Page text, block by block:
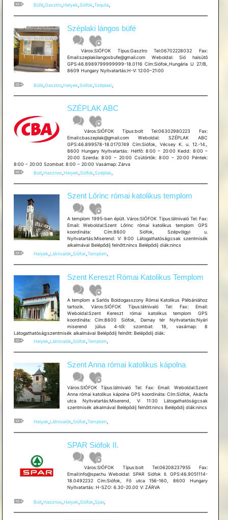
Büfé, Gasztro, Helyek, Siófok, Tequila,
Széplaki lángos büfé
Város:SIÓFOK Típus:Gasztro Tel:06702228032 Fax:
Email:szeplakilangosbufe@gmail.com Weboldal: Sió halsütő
GPS:46.8989799999999-18.0116 Cím:Siófok,Hungária U 27/B,
8609 Hungary Nyitvatartás:H-V: 12:00–21:00
Büfé, Gasztro, Helyek, Siófok, Széplaki,
SZÉPLAK ABC
Város:SIÓFOK Típus:bolt Tel:06302980223 Fax:
Email:cbaszeplak@gmail.com Weboldal: SZÉPLAK ABC
GPS:46.899578-18.0170749 Cím:Siófok, Vécsey K. u. 12.-14.,
8600 Hungary Nyitvatartás: Hétfő: 8:00 – 20:00 Kedd: 8:00 –
20:00 Szerda: 8:00 – 20:00 Csütörtök: 8:00 – 20:00 Péntek:
8:00 – 20:00 Szombat: 8:00 – 20:00 Vasárnap: Zárva
Bolt, Hasznos, Helyek, Siófok, Széplak,
Szent Lőrinc római katolikus templom
A templom 1995-ben épült. Város:SIÓFOK Típus:látnivaló Tel: Fax:
Email: Weboldal:Szent Lőrinc római katolikus templom GPS
koordináta: Cím:8600 Siófok, Szépvölgyi u.
Nyitvatartás:Miserend: V: 9:00 Látogathatóság:csak szentmisék
alkalmával Belépődíj felnőtt:nincs Belépődíj diák:nincs
Helyek, Látnivalók, Siófok, Templom
Szent Kereszt Római Katolikus Templom
A templom a Sarlós Boldogasszony Római Katolikus Plébániához
tartozik. Város:SIÓFOK Típus:látnivaló Tel: Fax: Email:
Weboldal:Szent Kereszt római katolikus templom GPS
koordináta: Cím:8600 Siófok, Darnay tér Nyitvatartás:Nyári
miserend július 4-től: szombat: 18, vasárnap: 8
Látogathatóság:szentmisék alkalmával Belépődíj felnőtt: Belépődíj diák:
Helyek,Látnivalók,Siófok,Templom,
Szent Anna római katolikus kápolna
Város:SIÓFOK Típus:látnivaló Tel: Fax: Email: Weboldal:Szent
Anna római katolikus kápolna GPS koordináta: Cím:Siófok, Akácfa
utca Nyitvatartás:Miserend, V: 11:30 Látogathatóság:csak
szentmisék alkalmával Belépődíj felnőtt:nincs Belépődíj diák:nincs
Helyek, Látnivalók, Siófok, Templom
SPAR Siófok II.
Város:SIÓFOK Típus:bolt Tel:06208237955 Fax:
Email:info@spar.hu Weboldal: SPAR Siófok II. GPS:46.9051114-
18.0492232 Cím:Siófok, Fő utca 156-160, 8600 Hungary
Nyitvatartás: H-SZO: 6.30-20.00 V: ZÁRVA
Bolt, Hasznos, Helyek, Siófok, Spar,